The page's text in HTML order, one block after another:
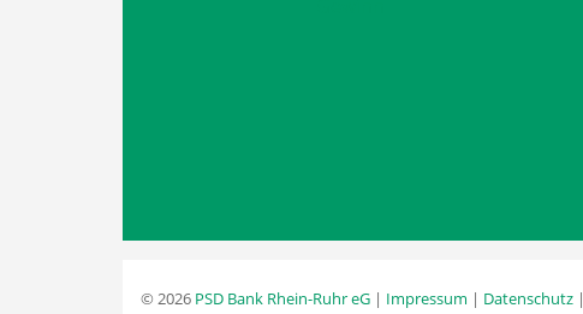
© 2026 PSD Bank Rhein-Ruhr eG | Impressum | Datenschutz |